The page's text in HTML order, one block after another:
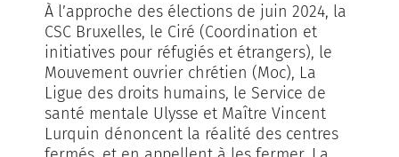
À l’approche des élections de juin 2024, la
CSC Bruxelles, le Ciré (Coordination et
initiatives pour réfugiés et étrangers), le
Mouvement ouvrier chrétien (Moc), La
Ligue des droits humains, le Service de
santé mentale Ulysse et Maître Vincent
Lurquin dénoncent la réalité des centres